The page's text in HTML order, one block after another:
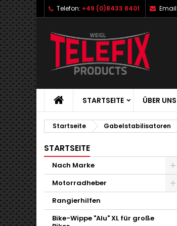
Telefon: +49 (0)8433 8401 Email:
STARTSEITE ÜBER UNS
Startseite Gabelstabilisatoren
STARTSEITE
Nach Marke
Motorradheber
Rangierhilfen
Bike-Wippe "Alu" XL für große